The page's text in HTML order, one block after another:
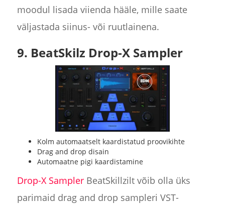
moodul lisada viienda hääle, mille saate
väljastada siinus- või ruutlainena.
9. BeatSkilz Drop-X Sampler
Kolm automaatselt kaardistatud proovikihte
Drag and drop disain
Automaatne pigi kaardistamine
Drop-X SamplerBeatSkillzilt võib olla üks
parimaid drag and drop sampleri VST-